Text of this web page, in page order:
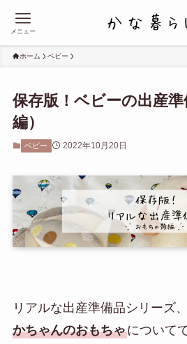
メニュー
ホーム ベビー
保存版！ベビーの出産
編）
ベビー 2022年10月20日
リアルな出産準備品シリーズ
かちゃんのおもちゃについて